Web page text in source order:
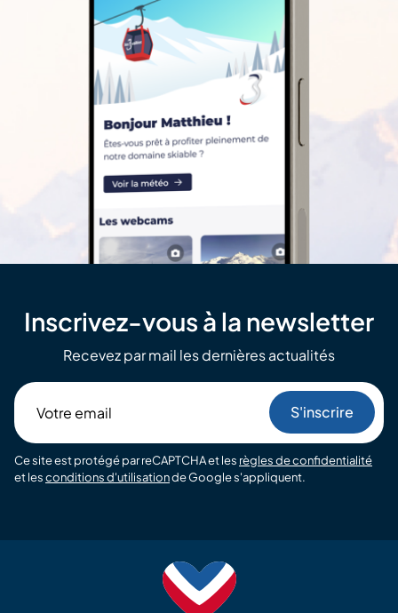
Inscrivez-vous à la newsletter
Recevez par mail les dernières actualités
email
Ce site est protégé par reCAPTCHA et les règles de confidentialité
et lesconditions d'utilisationde Google s'appliquent.